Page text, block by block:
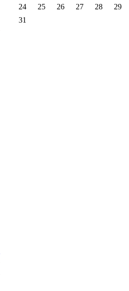
24
25 26 27 28
29
31